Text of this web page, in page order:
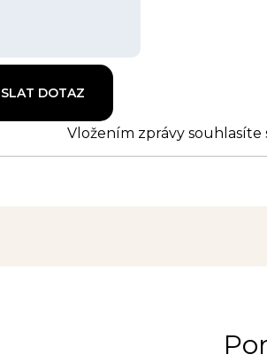
Vložením zprávy souhlasíte